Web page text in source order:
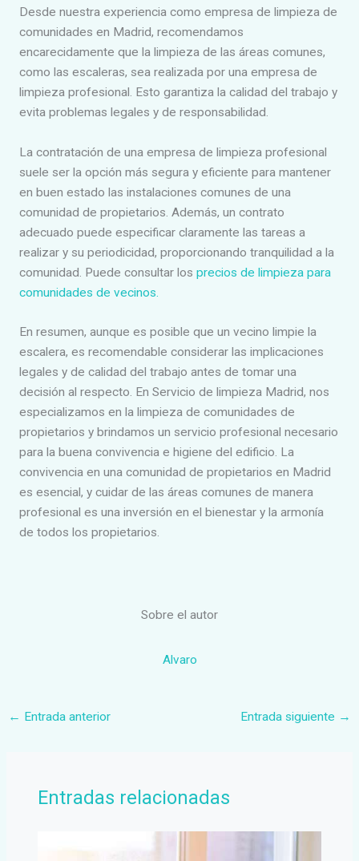
Desde nuestra experiencia como empresa de limpieza de
comunidades en Madrid, recomendamos
encarecidamente que la limpieza de las áreas comunes,
como las escaleras, sea realizada por una empresa de
limpieza profesional. Esto garantiza la calidad del trabajo y
evita problemas legales y de responsabilidad.
La contratación de una empresa de limpieza profesional
suele ser la opción más segura y eficiente para mantener
en buen estado las instalaciones comunes de una
comunidad de propietarios. Además, un contrato
adecuado puede especificar claramente las tareas a
realizar y su periodicidad, proporcionando tranquilidad a la
comunidad. Puede consultar los precios de limpieza para
comunidades de vecinos.
En resumen, aunque es posible que un vecino limpie la
escalera, es recomendable considerar las implicaciones
legales y de calidad del trabajo antes de tomar una
decisión al respecto. En Servicio de limpieza Madrid, nos
especializamos en la limpieza de comunidades de
propietarios y brindamos un servicio profesional necesario
para la buena convivencia e higiene del edificio. La
convivencia en una comunidad de propietarios en Madrid
es esencial, y cuidar de las áreas comunes de manera
profesional es una inversión en el bienestar y la armonía
de todos los propietarios.
Sobre el autor
Alvaro
← Entrada anterior Entrada siguiente →
Entradas relacionadas